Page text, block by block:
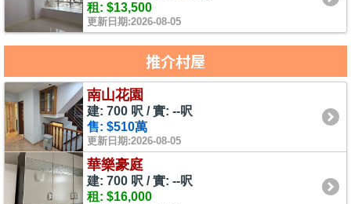
租: $13,500
更新日期:2026-08-05
推介村屋
南山花園
建: 700 呎 / 實: --呎
售: $510萬
更新日期:2026-08-05
華樂豪庭
建: 700 呎 / 實: --呎
租: $16,000